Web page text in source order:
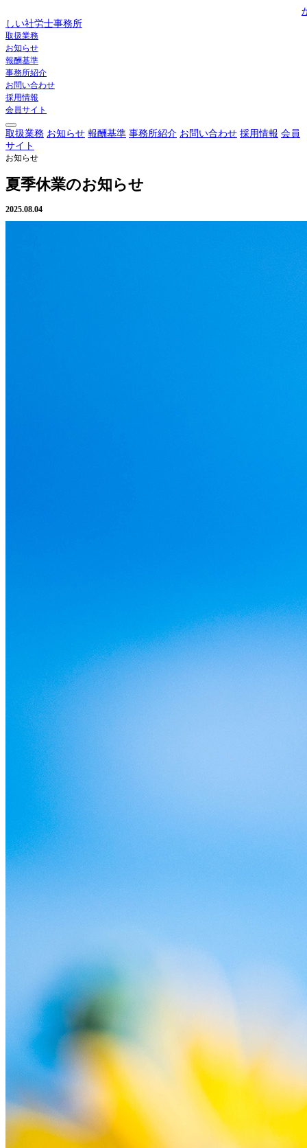
しい社労士事務所
取扱業務
お知らせ
報酬基準
事務所紹介
お問い合わせ
採用情報
会員サイト
取扱業務 お知らせ 報酬基準 事務所紹介 お問い合わせ 採用情報 会員
サイト
お知らせ
夏季休業のお知らせ
2025.08.04